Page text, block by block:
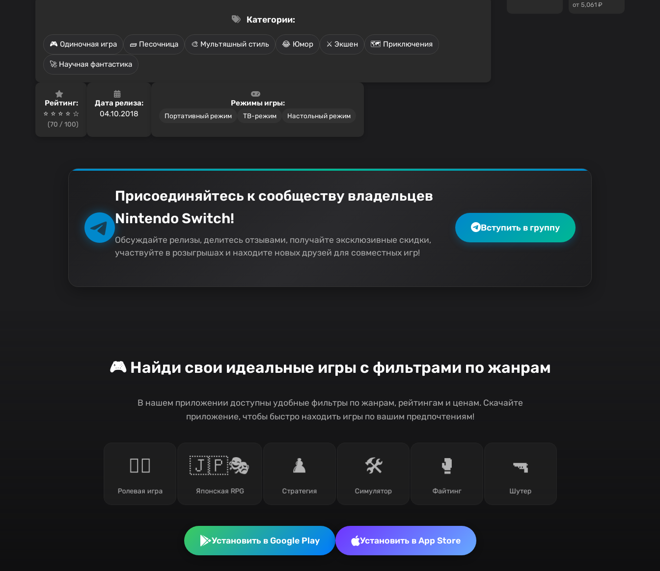
Категории:
🎮 Одиночная игра 🧱 Песочница 🎨 Мультяшный стиль 😂 Юмор ⚔️ Экшен 🗺️ Приключения
🚀 Научная фантастика
Рейтинг:
⭐ ⭐ ⭐ ⭐️ ☆
(70 / 100)
Дата релиза:
04.10.2018
Режимы игры:
Портативный режим ТВ-режим Настольный режим
от 5,061 ₽
Присоединяйтесь к сообществу владельцев
Nintendo Switch!
Обсуждайте релизы, делитесь отзывами, получайте эксклюзивные скидки,
участвуйте в розыгрышах и находите новых друзей для совместных игр!
Вступить в группу
🎮 Найди свои идеальные игры с фильтрами по жанрам
В нашем приложении доступны удобные фильтры по жанрам, рейтингам и ценам. Скачайте
приложение, чтобы быстро находить игры по вашим предпочтениям!
🧙‍♂️
Ролевая игра
🇯🇵🎭
Японская RPG
♟️
Стратегия
🛠️
Симулятор
🥊
Файтинг
🔫
Шутер
Установить в Google Play Установить в App Store